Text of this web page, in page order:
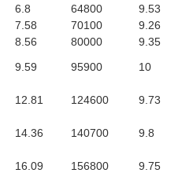
6.8 64800
9.53
7.58 70100
9.26
8.56 80000
9.35
9.59 95900 10
12.81 124600 9.73
14.36 140700 9.8
16.09 156800 9.75